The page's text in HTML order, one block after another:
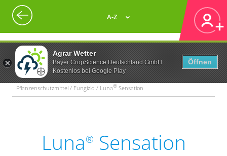
Agrar Wetter
Bayer CropScience Deutschland GmbH
Kostenlos bei Google Play
Öffnen
A-Z
Pflanzenschutzmittel / Fungizid / Luna® Sensation
Luna® Sensation